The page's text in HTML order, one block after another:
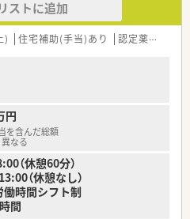
度の取得実績が多数あります。現在
。その後復帰し、時短勤務で働くこと
る方も多数いらっしゃいます。
メーカー勉強会など、キャリアに合
ございます。
の研究論文発表、学会発表にも力を入
の方！
ストに追加
) 住宅補助(手当)あり 認定薬剤師取得支援あり
円
を含んだ総額
なる
（休憩60分）
休憩なし）
時間シフト制
間